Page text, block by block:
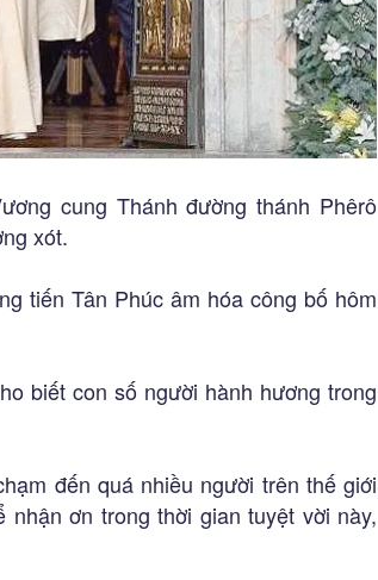
cung Thánh đường thánh Phêrô
xót.
tiến Tân Phúc âm hóa công bố hôm
biết con số người hành hương trong
đến quá nhiều người trên thế giới
ơn trong thời gian tuyệt vời này,